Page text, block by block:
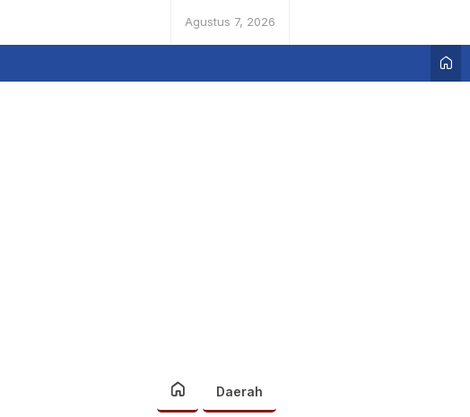
Agustus 7, 2026
Daerah